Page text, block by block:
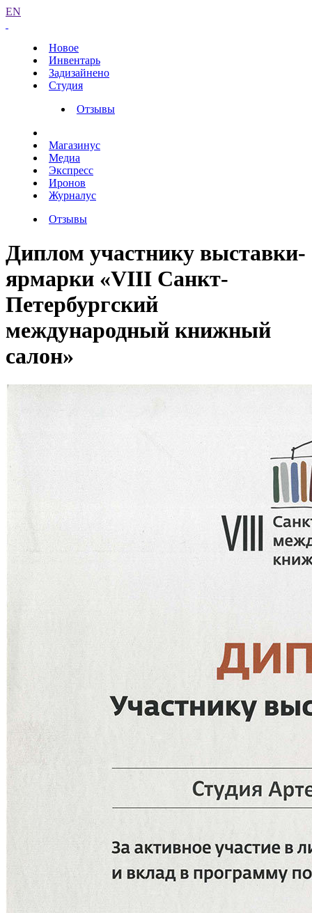
EN
Новое
Инвентарь
Задизайнено
Студия
Отзывы
Магазинус
Медиа
Экспресс
Иронов
Журналус
Отзывы
Диплом участнику выставки-
ярмарки «VIII Санкт-
Петербургский
международный книжный
салон»